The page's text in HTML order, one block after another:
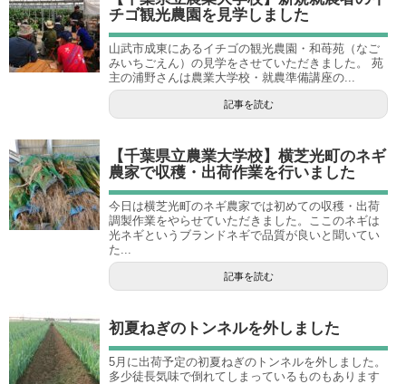
チゴ観光農園を見学しました
山武市成東にあるイチゴの観光農園・和苺苑（なご
みいちごえん）の見学をさせていただきました。 苑
主の浦野さんは農業大学校・就農準備講座の...
記事を読む
【千葉県立農業大学校】横芝光町のネギ
農家で収穫・出荷作業を行いました
今日は横芝光町のネギ農家では初めての収穫・出荷
調製作業をやらせていただきました。ここのネギは
光ネギというブランドネギで品質が良いと聞いてい
た...
記事を読む
初夏ねぎのトンネルを外しました
5月に出荷予定の初夏ねぎのトンネルを外しました。
多少徒長気味で倒れてしまっているものもあります